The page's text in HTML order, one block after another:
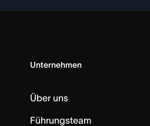
Unternehmen
Über uns
Führungsteam